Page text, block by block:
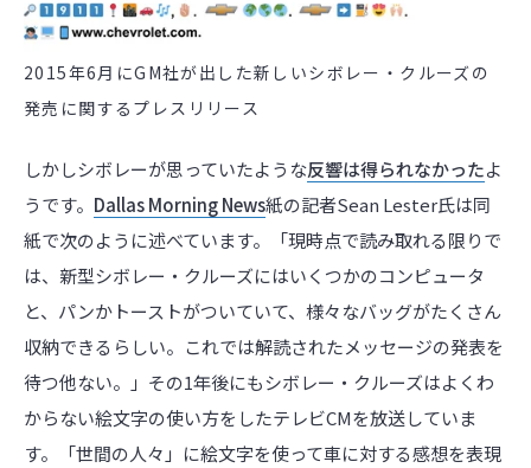
2015年6月にGM社が出した新しいシボレー・クルーズの
発売に関するプレスリリース
しかしシボレーが思っていたような反響は得られなかったよ
うです。 Dallas Morning News紙の記者Sean Lester氏は同
紙で次のように述べています。「現時点で読み取れる限りで
は、新型シボレー・クルーズにはいくつかのコンピュータ
と、パンかトーストがついていて、様々なバッグがたくさん
収納できるらしい。これでは解読されたメッセージの発表を
待つ他ない。」その1年後にもシボレー・クルーズはよくわ
からない絵文字の使い方をしたテレビCMを放送していま
す。「世間の人々」に絵文字を使って車に対する感想を表現